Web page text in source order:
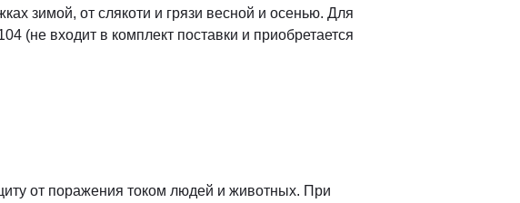
зимой, от слякоти и грязи весной и осенью. Для
(не входит в комплект поставки и приобретается
от поражения током людей и животных. При